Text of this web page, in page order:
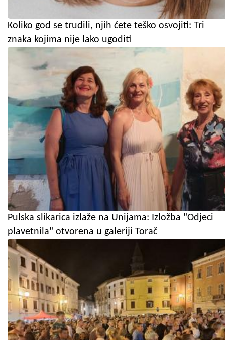
Koliko god se trudili, njih ćete teško osvojiti: Tri
znaka kojima nije lako ugoditi
Pulska slikarica izlaže na Unijama: Izložba "Odjeci
plavetnila" otvorena u galeriji Torač